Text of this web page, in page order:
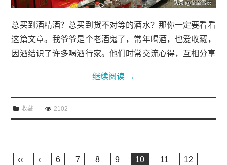
总买到酒精酒？总买到货不对等的酒水？那你一定要看看
这篇文章。我爷爷是个老酒鬼了，常年喝酒，也爱收藏，
因酒结识了许多喝酒行家。他们时常交流心得，互相分享
0%纯酿，好喝还不贵，堪称酒界良心，不妨...
继续阅读 →
收藏 2102
‹‹ ‹ 6 7 8 9 10 11 12